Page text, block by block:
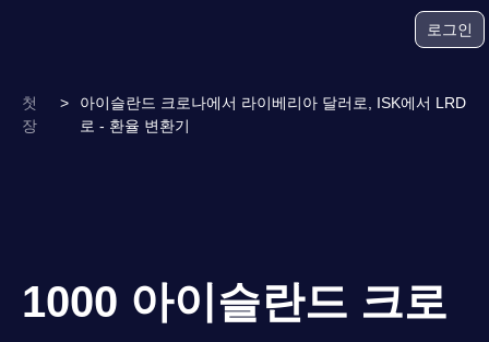
로그인
첫
장
>
아이슬란드 크로나에서 라이베리아 달러로, ISK에서 LRD
로 - 환율 변환기
1000 아이슬란드 크로